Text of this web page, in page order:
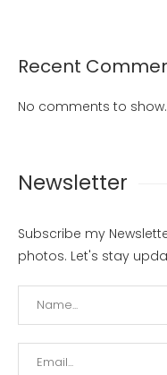
Recent
No comments to show.
Newsletter
Subscribe my
photos. Let's stay